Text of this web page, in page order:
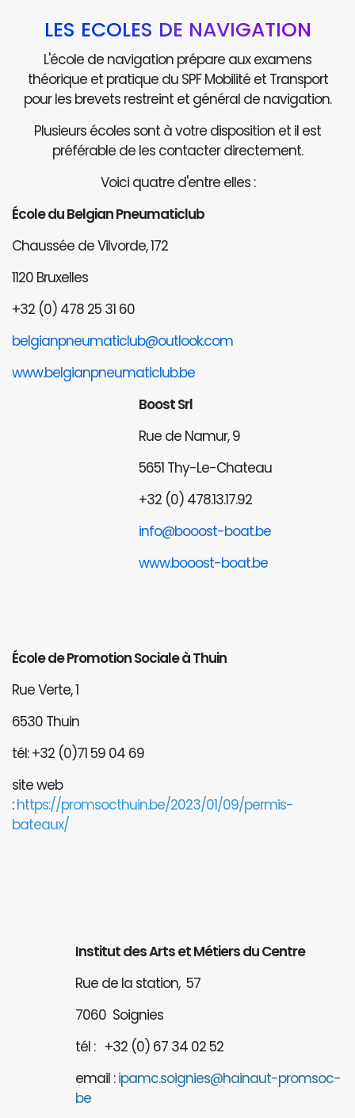
LES ÉCOLES DE NAVIGATION
L'école de navigation prépare aux examens
théorique et pratique du SPF Mobilité et Transport
pour les brevets restreint et général de navigation.
Plusieurs écoles sont à votre disposition et il est
préférable de les contacter directement.
Voici quatre d'entre elles :
École du Belgian Pneumaticlub
Chaussée de Vilvorde, 172
1120 Bruxelles
+32 (0) 478 25 31 60
belgianpneumaticlub@outlook.com
www.belgianpneumaticlub.be
Boost Srl
Rue de Namur, 9
5651 Thy-Le-Chateau
+32 (0) 478.13.17.92
info@booost-boat.be
www.booost-boat.be
École de Promotion Sociale à Thuin
Rue Verte, 1
6530 Thuin
tél: +32 (0)71 59 04 69
site web
:https://promsocthuin.be/2023/01/09/permis-
bateaux/
Institut des Arts et Métiers du Centre
Rue de la station, 57
7060 Soignies
tél : +32 (0) 67 34 02 52
email :ipamc.soignies@hainaut-promsoc-
be